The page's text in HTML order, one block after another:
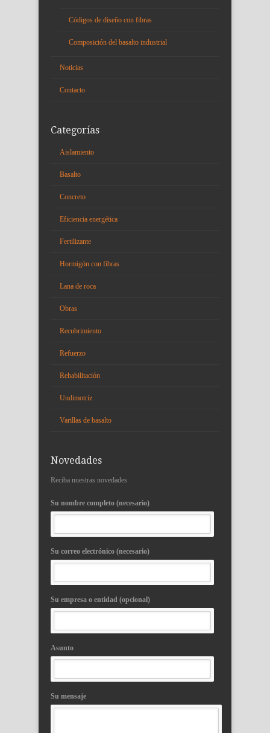
Códigos de diseño con fibras
Composición del basalto industrial
Noticias
Contacto
Categorías
Aislamiento
Basalto
Concreto
Eficiencia energética
Fertilizante
Hormigón con fibras
Lana de roca
Obras
Recubrimiento
Refuerzo
Rehabilitación
Undimotriz
Varillas de basalto
Novedades
Reciba nuestras novedades
Su nombre completo (necesario)
Su correo electrónico (necesario)
Su empresa o entidad (opcional)
Asunto
Su mensaje